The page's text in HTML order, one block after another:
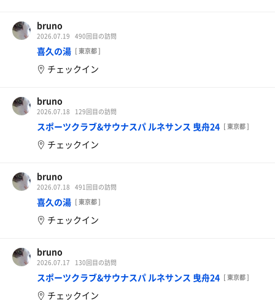
bruno
2026.07.19 490回目の訪問
喜久の湯 [ 東京都 ]
チェックイン
bruno
2026.07.18 129回目の訪問
スポーツクラブ&サウナスパ ルネサンス 曳舟24 [ 東京都 ]
チェックイン
bruno
2026.07.18 491回目の訪問
喜久の湯 [ 東京都 ]
チェックイン
bruno
2026.07.17 130回目の訪問
スポーツクラブ&サウナスパ ルネサンス 曳舟24 [ 東京都 ]
チェックイン